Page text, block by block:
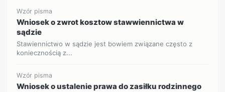
Wzór pisma
Wniosek o zwrot kosztow stawwiennictwa w
sądzie
Stawiennictwo w sądzie jest bowiem związane często z
koniecznością z...
Wzór pisma
Wniosek o ustalenie prawa do zasiłku rodzinnego